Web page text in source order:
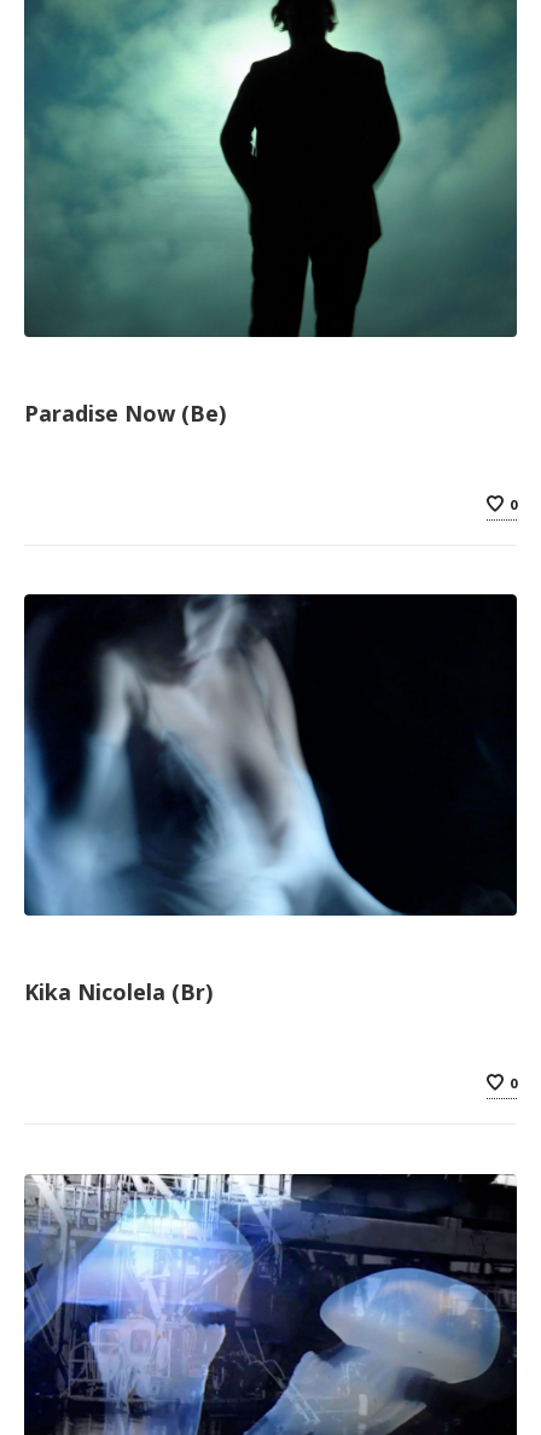
Paradise Now (Be)
0
Kika Nicolela (Br)
0